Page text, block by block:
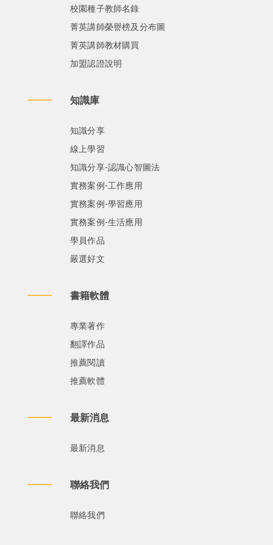
校園種子教師名錄
菁英講師榮譽榜及分布圖
菁英講師教材購買
加盟認證說明
知識庫
知識分享
線上學習
知識分享-認識心智圖法
實務案例-工作應用
實務案例-學習應用
實務案例-生活應用
學員作品
嚴選好文
書籍軟體
專業著作
翻譯作品
推薦閱讀
推薦軟體
最新消息
最新消息
聯絡我們
聯絡我們